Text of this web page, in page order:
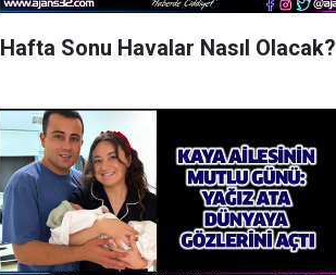
Hafta Sonu Havalar Nasıl Olacak?